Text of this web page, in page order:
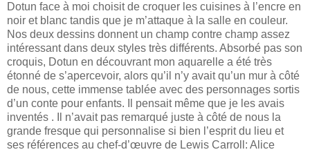
Dotun face à moi choisit de croquer les cuisines à l’encre en
noir et blanc tandis que je m’attaque à la salle en couleur.
Nos deux dessins donnent un champ contre champ assez
intéressant dans deux styles très différents. Absorbé pas son
croquis, Dotun en découvrant mon aquarelle a été très
étonné de s’apercevoir, alors qu’il n’y avait qu’un mur à côté
de nous, cette immense tablée avec des personnages sortis
d’un conte pour enfants. Il pensait même que je les avais
inventés . Il n’avait pas remarqué juste à côté de nous la
grande fresque qui personnalise si bien l’esprit du lieu et
ses références au chef-d’œuvre de Lewis Carroll: Alice